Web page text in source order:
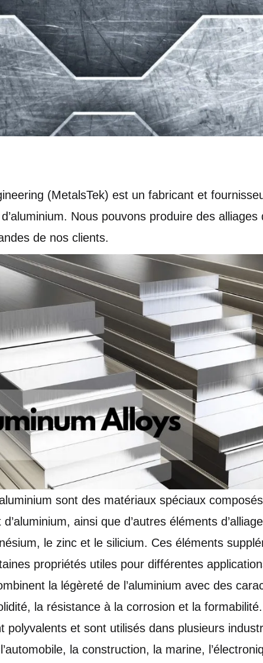
(MetalsTek) est un fabricant et
d’aluminium. Nous pouvons produire des alliages
de nos clients.
sont des matériaux spéciaux composés
ainsi que d’autres éléments
le zinc et le silicium. Ces éléments
propriétés utiles pour différentes
la légèreté de l’aluminium avec des
la résistance à la corrosion et la
polyvalents et sont utilisés dans plusieurs
l’automobile, la construction, la marine,